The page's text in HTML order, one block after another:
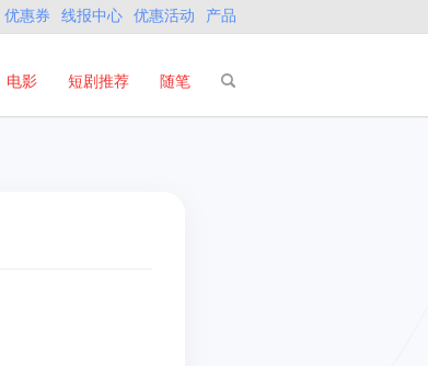
优惠券 线报中心 优惠活动 产品
电影 短剧推荐 随笔